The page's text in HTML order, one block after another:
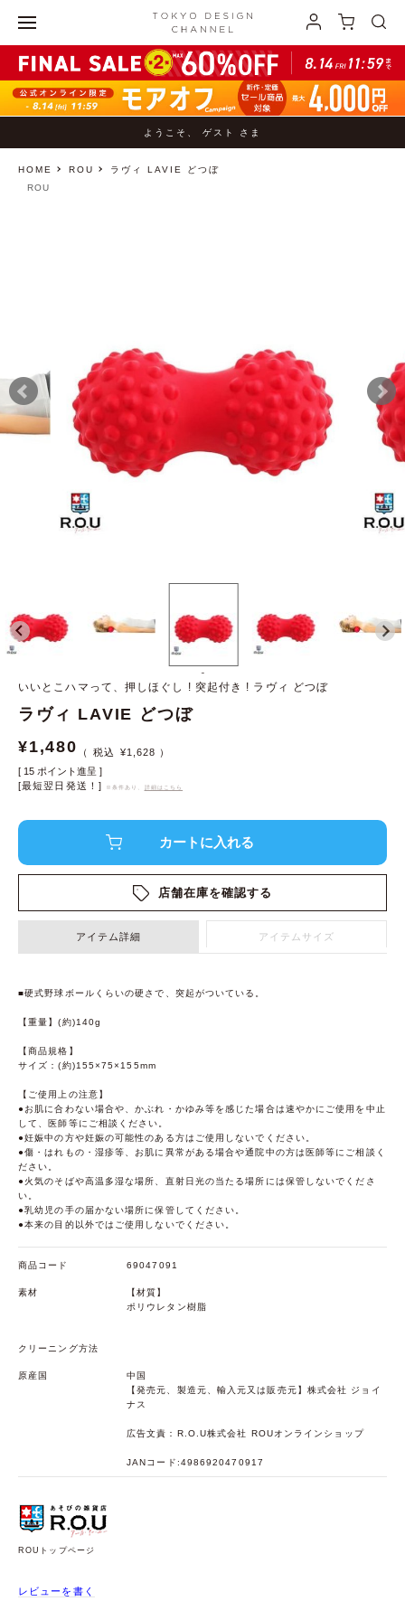
ようこそ、 ゲスト さま
HOME ROU ラヴィ LAVIE どつぼ
-
ROU
いいとこハマって、押しほぐし ! 突起付き ! ラヴィ どつぼ
ラヴィ LAVIE どつぼ
¥1,480 ¥1,628
[ 15 ポイント進呈 ]
[最短翌日発送！]
※条件あり、 詳細はこちら
店舗在庫を確認する
アイテム詳細 アイテムサイズ
■硬式野球ボールくらいの硬さで、突起がついている。
【重量】(約)140g
【商品規格】
サイズ：(約)155×75×155mm
【ご使用上の注意】
●お肌に合わない場合や、かぶれ・かゆみ等を感じた場合は速やかにご使用を中止
して、医師等にご相談ください。
●妊娠中の方や妊娠の可能性のある方はご使用しないでください。
●傷・はれもの・湿疹等、お肌に異常がある場合や通院中の方は医師等にご相談く
ださい。
●火気のそばや高温多湿な場所、直射日光の当たる場所には保管しないでくださ
い。
●乳幼児の手の届かない場所に保管してください。
●本来の目的以外ではご使用しないでください。
商品コード 69047091
素材
【材質】
ポリウレタン樹脂
クリーニング方法
原産国
中国
【発売元、製造元、輸入元又は販売元】株式会社 ジョイ
ナス
広告文責：R.O.U株式会社 ROUオンラインショップ
JANコード:4986920470917
ROUトップページ
レビューを書く